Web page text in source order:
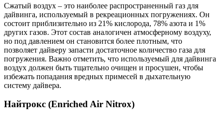
Сжатый воздух – это наиболее распространенный газ для
дайвинга, используемый в рекреационных погружениях. Он
состоит приблизительно из 21% кислорода, 78% азота и 1%
других газов. Этот состав аналогичен атмосферному воздуху,
но под давлением он становится более плотным, что
позволяет дайверу запасти достаточное количество газа для
погружения. Важно отметить, что используемый для дайвинга
воздух должен быть тщательно очищен и просушен, чтобы
избежать попадания вредных примесей в дыхательную
систему дайвера.
Найтрокс (Enriched Air Nitrox)